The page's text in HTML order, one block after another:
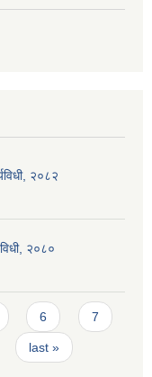
२०८२
२०८०
6 7
last »